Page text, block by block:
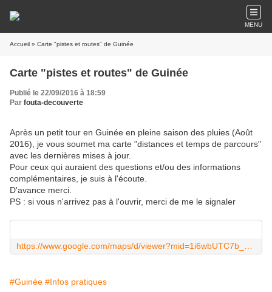
MENU
Accueil » Carte "pistes et routes" de Guinée
Carte "pistes et routes" de Guinée
Publié le 22/09/2016 à 18:59
Par fouta-decouverte
Après un petit tour en Guinée en pleine saison des pluies (Août
2016), je vous soumet ma carte "distances et temps de parcours"
avec les dernières mises à jour.
Pour ceux qui auraient des questions et/ou des informations
complémentaires, je suis à l'écoute.
D'avance merci.
PS : si vous n'arrivez pas à l'ouvrir, merci de me le signaler
#Guinée #Infos pratiques